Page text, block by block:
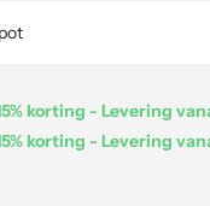
korting - Levering
korting - Levering